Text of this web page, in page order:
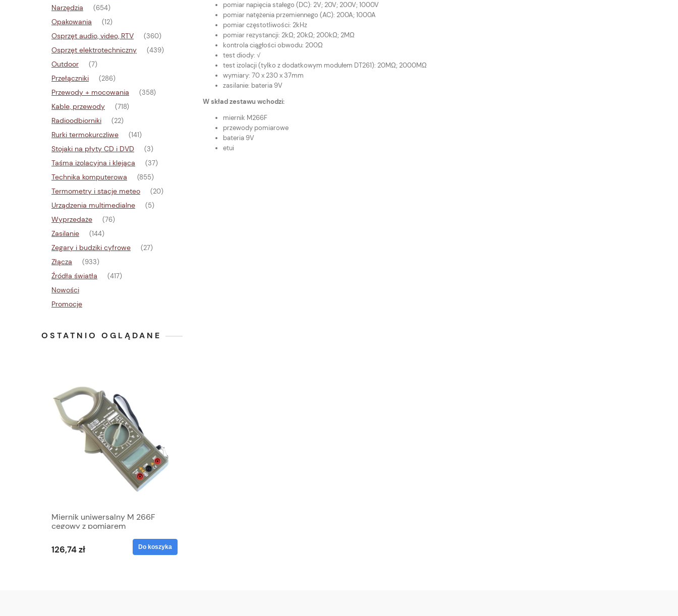
Narzędzia (654)
Opakowania (12)
Osprzęt audio, video, RTV (360)
Osprzęt elektrotechniczny (439)
Outdoor (7)
Przełączniki (286)
Przewody + mocowania (358)
Kable, przewody (718)
Radioodbiorniki (22)
Rurki termokurczliwe (141)
Stojaki na płyty CD i DVD (3)
Taśma izolacyjna i klejąca (37)
Technika komputerowa (855)
Termometry i stacje meteo (20)
Urządzenia multimedialne (5)
Wyprzedaże (76)
Zasilanie (144)
Zegary i budziki cyfrowe (27)
Złącza (933)
Źródła światła (417)
Nowości
Promocje
OSTATNIO OGLĄDANE
Miernik uniwersalny M 266F
cęgowy z pomiarem
126,74 zł Do koszyka
pomiar napięcia stałego (DC): 2V; 20V; 200V; 1000V
pomiar natężenia przemiennego (AC): 200A; 1000A
pomiar częstotliwości: 2kHz
pomiar rezystancji: 2kΩ; 20kΩ; 200kΩ; 2MΩ
kontrola ciągłości obwodu: 200Ω
test diody: √
test izolacji (tylko z dodatkowym modułem DT261): 20MΩ; 2000MΩ
wymiary: 70 x 230 x 37mm
zasilanie: bateria 9V
W skład zestawu wchodzi:
miernik M266F
przewody pomiarowe
bateria 9V
etui